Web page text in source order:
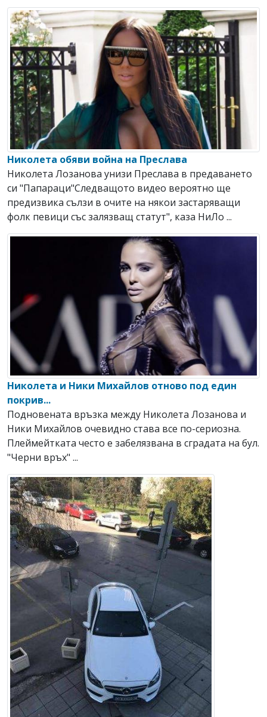
Николета обяви война на Преслава
Николета Лозанова унизи Преслава в предаването
си "Папараци"Следващото видео вероятно ще
предизвика сълзи в очите на някои застаряващи
фолк певици със залязващ статут", каза НиЛо ...
Николета и Ники Михайлов отново под един
покрив...
Подновената връзка между Николета Лозанова и
Ники Михайлов очевидно става все по-сериозна.
Плеймейтката често е забелязвана в сградата на бул.
"Черни връх" ...